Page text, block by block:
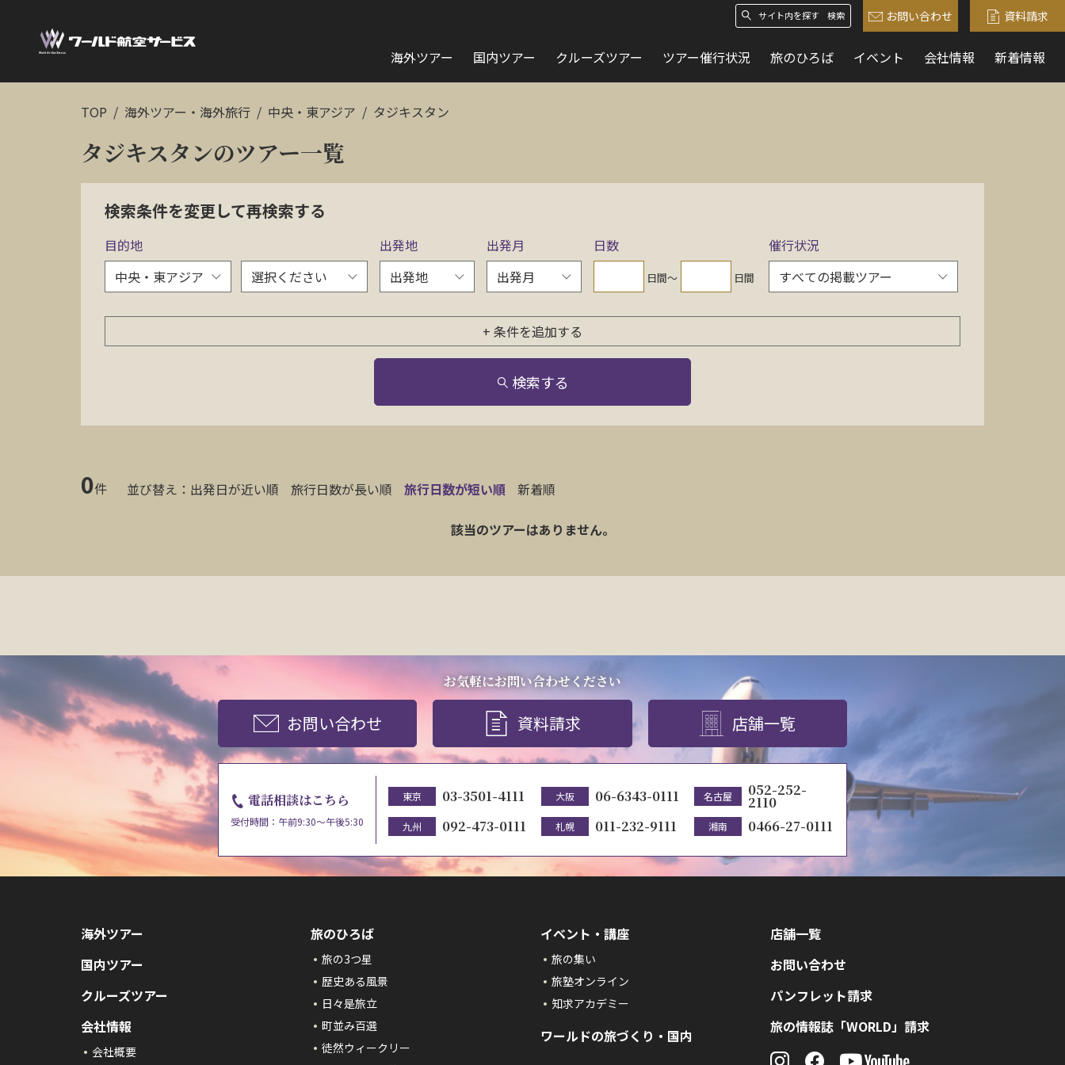
検索 お問い合わせ 資料請求
海外ツアー 国内ツアー クルーズツアー ツアー催行状況 旅のひろば イベント 会社情報 新着情報
TOP 海外ツアー・海外旅行 中央・東アジア タジキスタン
タジキスタンのツアー一覧
検索条件を変更して再検索する
目的地 出発地 出発月 日数
日間〜 日間
催行状況
+ 条件を追加する
検索する
0件 並び替え： 出発日が近い順 旅行日数が長い順 旅行日数が短い順 新着順
該当のツアーはありません。
お気軽にお問い合わせください
お問い合わせ 資料請求 店舗一覧
電話相談はこちら
受付時間：午前9:30～午後5:30
東京 03-3501-4111 大阪 06-6343-0111 名古屋 052-252-
2110
九州 092-473-0111 札幌 011-232-9111 湘南 0466-27-0111
海外ツアー
国内ツアー
クルーズツアー
会社情報
会社概要
旅のひろば
旅の3つ星
歴史ある風景
日々是旅立
町並み百選
徒然ウィークリー
イベント・講座
旅の集い
旅塾オンライン
知求アカデミー
ワールドの旅づくり・国内
店舗一覧
お問い合わせ
パンフレット請求
旅の情報誌「WORLD」請求